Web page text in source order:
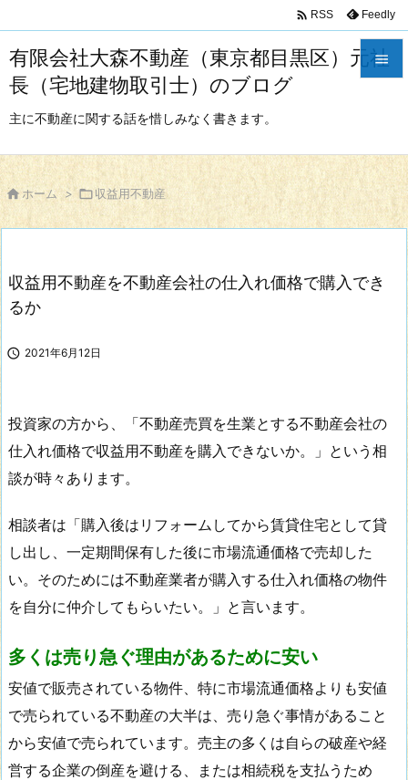
有限会社大森不動産（東京都目黒区）元社
長（宅地建物取引士）のブログ
主に不動産に関する話を惜しみなく書きます。

サイド

前へ

 RSS Feedly
 ホーム > 収益用不動産
収益用不動産を不動産会社の仕入れ価格で購入でき
るか
 2021年6月12日
投資家の方から、「不動産売買を生業とする不動産会社の
仕入れ価格で収益用不動産を購入できないか。」という相
談が時々あります。
相談者は「購入後はリフォームしてから賃貸住宅として貸
し出し、一定期間保有した後に市場流通価格で売却した
い。そのためには不動産業者が購入する仕入れ価格の物件
を自分に仲介してもらいたい。」と言います。
多くは売り急ぐ理由があるために安い
安値で販売されている物件、特に市場流通価格よりも安値
で売られている不動産の大半は、売り急ぐ事情があること
から安値で売られています。売主の多くは自らの破産や経
営する企業の倒産を避ける、または相続税を支払うため